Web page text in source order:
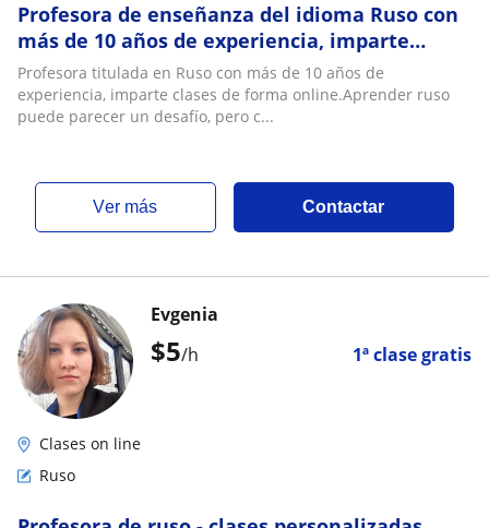
Profesora de enseñanza del idioma Ruso con
más de 10 años de experiencia, imparte
clases de forma online
Profesora titulada en Ruso con más de 10 años de
experiencia, imparte clases de forma online.Aprender ruso
puede parecer un desafío, pero c...
ver más Contactar
$5/h 1ª clase gratis
Evgenia
Clases on line
Ruso